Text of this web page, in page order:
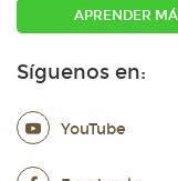
APRENDER
Síguenos en:
YouTube